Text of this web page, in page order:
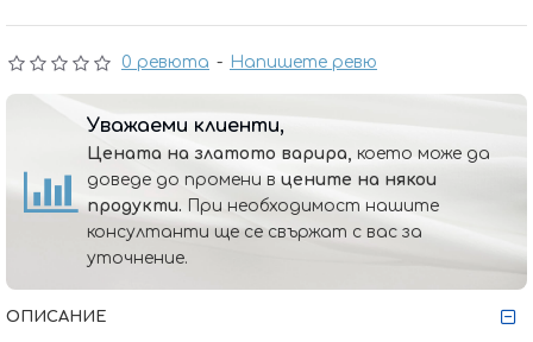
0 ревюта - Напишете ревю
Уважаеми клиенти,
Цената на златото варира, което може да
доведе до промени в цените на някои
продукти. При необходимост нашите
консултанти ще се свържат с вас за
уточнение.
ОПИСАНИЕ